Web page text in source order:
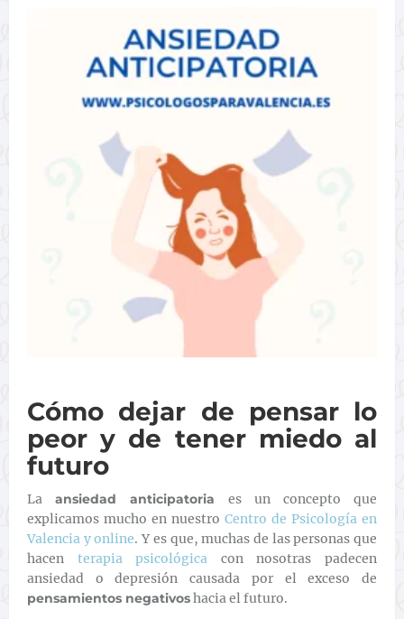
Cómo dejar de pensar lo
peor y de tener miedo al
futuro
Laansiedad anticipatoria es un concepto que
explicamos mucho en nuestro Centro de Psicología en
Valencia y online. Y es que, muchas de las personas que
hacen terapia psicológica con nosotras padecen
ansiedad o depresión causada por el exceso de
pensamientos negativoshacia el futuro.